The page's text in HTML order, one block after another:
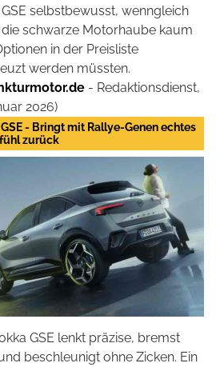
selbstbewusst, wenngleich
schwarze Motorhaube kaum
in der Preisliste
werden müssten.
- Redaktionsdienst,
2026)
- Bringt mit Rallye-Genen echtes
zurück
GSE lenkt präzise, bremst
beschleunigt ohne Zicken. Ein